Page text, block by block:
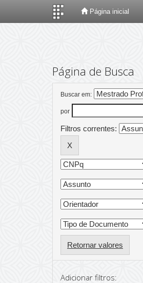
Página inicial
Página de Busca
Buscar em:
por
Filtros correntes:
Retornar valores
Adicionar filtros: